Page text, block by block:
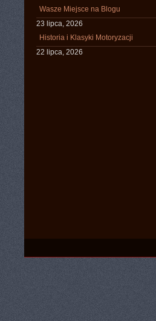
Wasze Miejsce na Blogu
23 lipca, 2026
Historia i Klasyki Motoryzacji
22 lipca, 2026